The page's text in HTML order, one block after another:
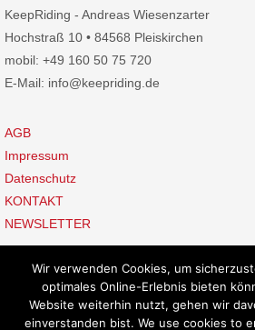
KeepRiding - Andreas Wiesenzarter
Hochstraß 10 • 84568 Pleiskirchen
mobil: +49 160 50 75 720
E-Mail: info@keepriding.de
AGB
Impressum
Datenschutz
KONTAKT
NEWSLETTER
Wir verwenden Cookies, um
optimales Online-Erlebnis bieten
Website weiterhin nutzt, gehen wir
einverstanden bist. We use cookies to